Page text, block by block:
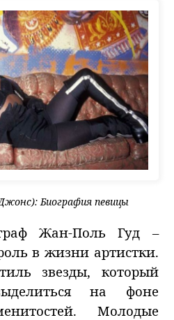
Биография певицы
Жан-Поль Гуд –
в жизни артистки.
звезды, который
на фоне
Молодые